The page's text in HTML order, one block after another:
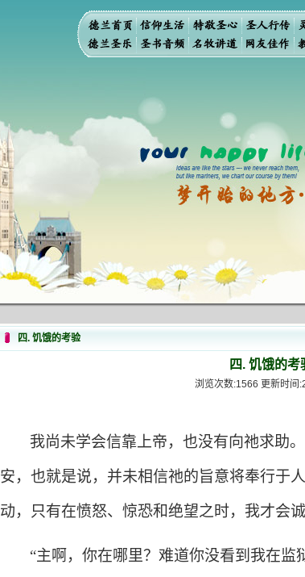
四. 饥饿的考验
四. 饥饿的考
浏览次数:1566 更新时间
我尚未学会信靠上帝，也没有向祂求助
安，也就是说，并未相信祂的旨意将奉行于
动，只有在愤怒、惊恐和绝望之时，我才会诚
“主啊，你在哪里？难道你没看到我在